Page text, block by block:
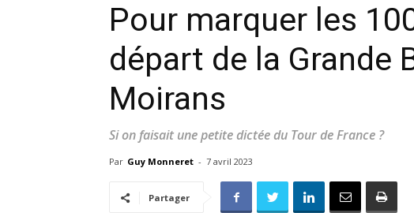
Pour marquer les
départ de la Grande
Moirans
Si on faisait une petite dictée du Tour de France ?
Par Guy Monneret - 7 avril 2023
Partager